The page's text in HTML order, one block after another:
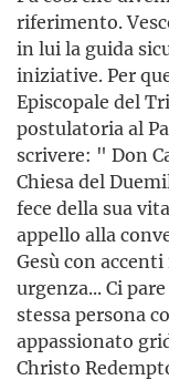
riferimento.
in lui la guida
iniziative. Per
Episcopale del
postulatoria al
scrivere: " Don
Chiesa del
fece della sua
appello alla
Gesù con
urgenza... Ci
stessa persona
appassionato
Christo